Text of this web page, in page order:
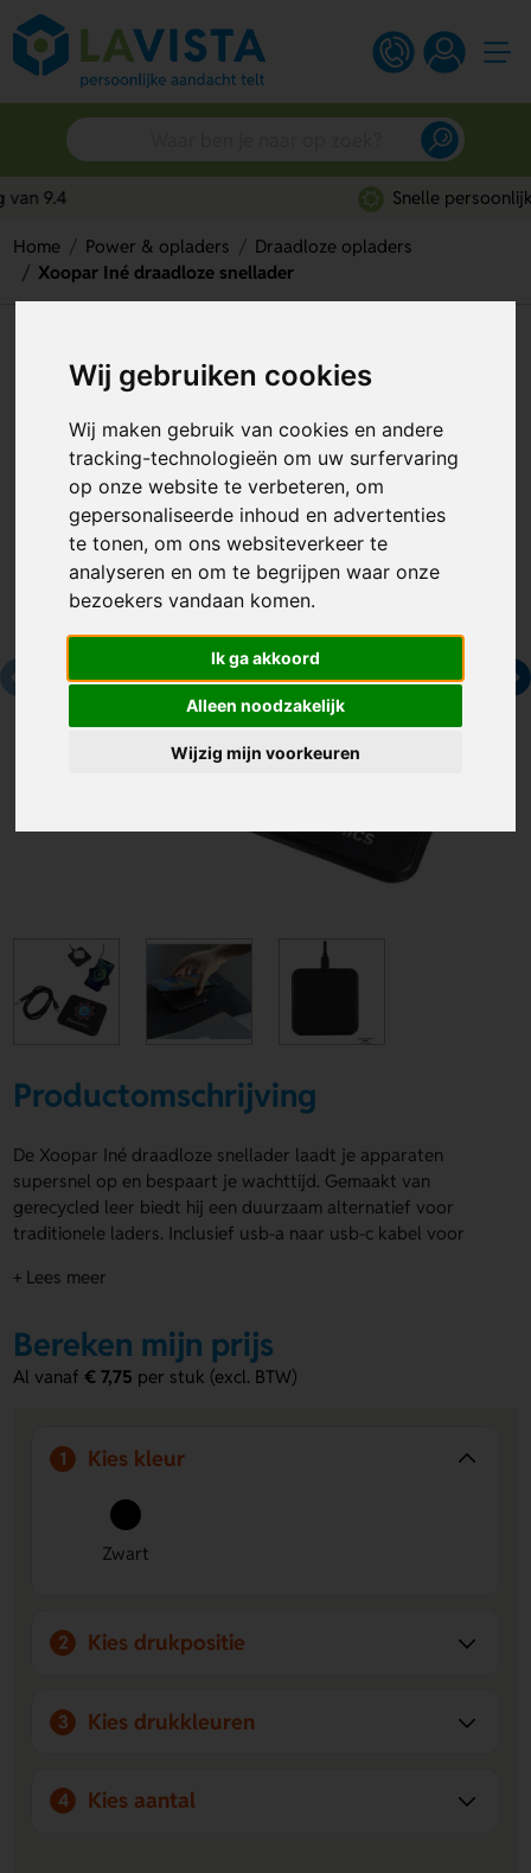
Wij gebruiken cookies
Wij maken gebruik van cookies en andere
tracking-technologieën om uw surfervaring
op onze website te verbeteren, om
gepersonaliseerde inhoud en advertenties
te tonen, om ons websiteverkeer te
analyseren en om te begrijpen waar onze
bezoekers vandaan komen.
Ik ga akkoord
Alleen noodzakelijk
Wijzig mijn voorkeuren
Snelle persoonlijke service
Home Power & opladers
Draadloze opladers
Xoopar Iné draadloze snellader
Xoopar Iné draadloze snellader
Artikelnummer:
Productomschrijving
De Xoopar Iné draadloze snellader laadt je apparaten
supersnel op en bespaart je wachttijd. Gemaakt van
gerecycled leer biedt hij een duurzaam alternatief voor
traditionele laders. Inclusief usb-a naar usb-c kabel voor
bedrukken of graveren met jouw ontwerp. Een gravering
kleur zorgt voor extra zichtbaarheid. Bestel snel of vraag
direct een offerte aan.
snellader
Supersnel opladen
zonder lang te wachten.
Bedrukking of gravering
toe voor promotionele waarde of luxe uitstraling.
+ Lees meer
Bereken mijn prijs
Al vanaf€ 7,75 per stuk (excl. BTW)
1 Kies kleur
Zwart
2 Kies drukpositie
3 Kies drukkleuren
4 Kies aantal